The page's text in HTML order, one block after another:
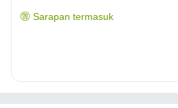
Sarapan termasuk